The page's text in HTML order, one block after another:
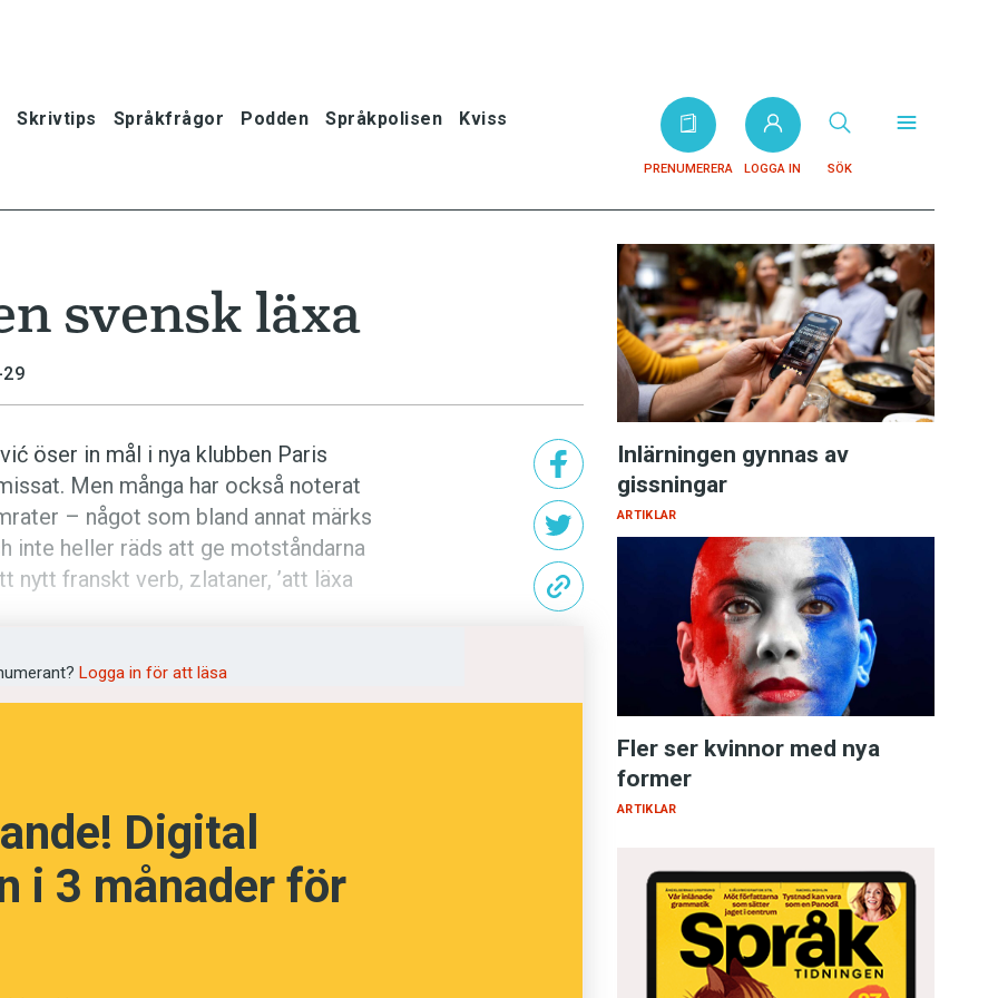
Skrivtips Språkfrågor Podden Språkpolisen Kviss
PRENUMERERA LOGGA IN SÖK
digitalt
svensk läxa
29
öser in mål i nya klubben Paris
Men många har också noterat
– något som bland annat märks
inte heller räds att ge motståndarna
nytt franskt verb, zlataner, ’att läxa
Logga in för att läsa
Digital
i 3 månader för
Inlärningen gynnas av
gissningar
ARTIKLAR
Fler ser kvinnor med nya
former
ARTIKLAR